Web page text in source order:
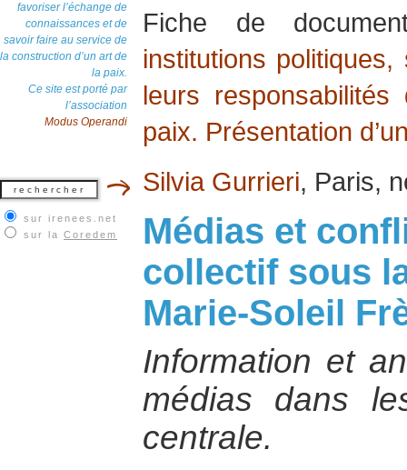
favoriser l’échange de
connaissances et de
savoir faire au service de
la construction d’un art de
la paix.
Ce site est porté par
l’association
Modus Operandi
sur irenees.net
sur la Coredem
Fiche de
institutions
leurs
paix. Présentation
Silvia Gurrieri, Paris,
Médias et
collectif sous
Marie-Soleil
Information et
médias dans
centrale.